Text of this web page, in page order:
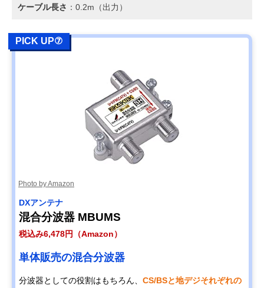
ケーブル長さ ：0.2m（出力）
PICK UP⑦
Photo by Amazon
DXアンテナ
混合分波器 MBUMS
税込み6,478円（Amazon）
単体販売の混合分波器
分波器としての役割はもちろん、 CS/BSと地デジそれぞれの